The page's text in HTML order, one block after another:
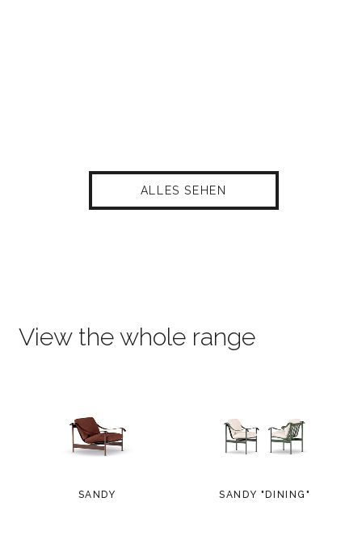
ALLES SEHEN
View the whole range
SANDY SANDY "DINING"